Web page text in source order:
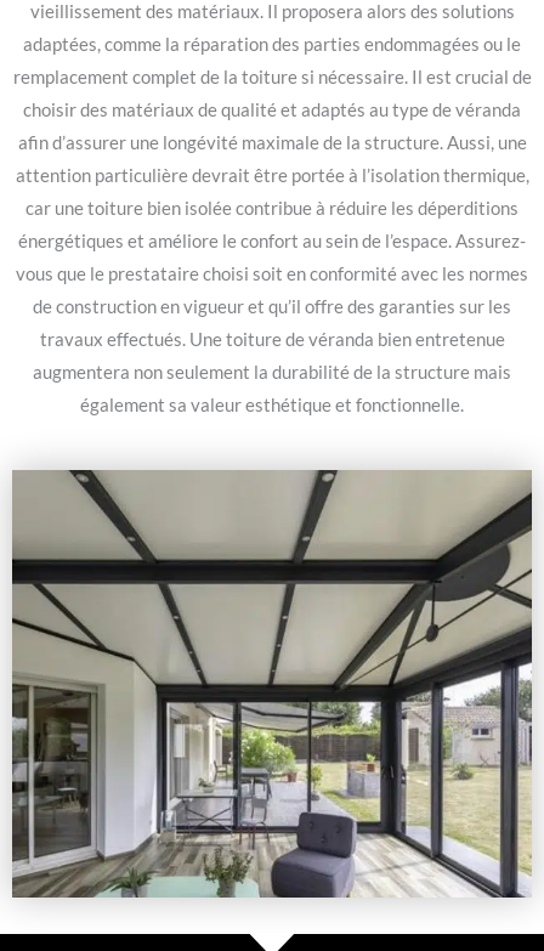
vieillissement des matériaux. Il proposera alors des solutions
adaptées, comme la réparation des parties endommagées ou le
remplacement complet de la toiture si nécessaire. Il est crucial de
choisir des matériaux de qualité et adaptés au type de véranda
afin d’assurer une longévité maximale de la structure. Aussi, une
attention particulière devrait être portée à l’isolation thermique,
car une toiture bien isolée contribue à réduire les déperditions
énergétiques et améliore le confort au sein de l’espace. Assurez-
vous que le prestataire choisi soit en conformité avec les normes
de construction en vigueur et qu’il offre des garanties sur les
travaux effectués. Une toiture de véranda bien entretenue
augmentera non seulement la durabilité de la structure mais
également sa valeur esthétique et fonctionnelle.